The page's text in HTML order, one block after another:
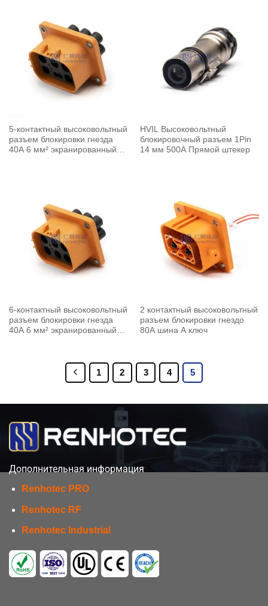
5-контактный высоковольтный
разъем блокировки гнезда
40A 6 мм² экранированный
HVIL Высоковольтный
блокировочный разъем 1Pin
14 мм 500A Прямой штекер
6-контактный высоковольтный
разъем блокировки гнезда
40A 6 мм² экранированный
2 контактный высоковольтный
разъем блокировки гнездо
80A шина A ключ
1 2 3 4 5
Дополнительная информация
Renhotec PRO
Renhotec RF
Renhotec Industrial